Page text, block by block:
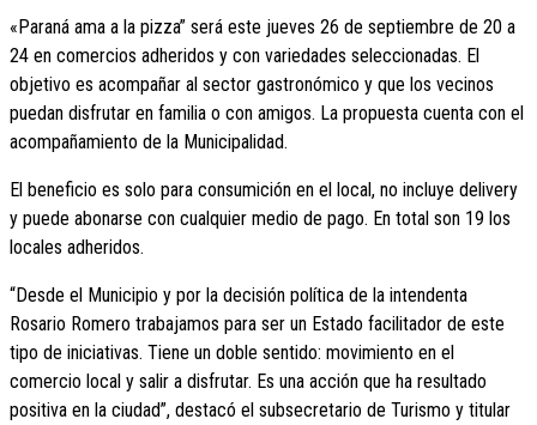
«Paraná ama a la pizza” será este jueves 26 de septiembre de 20 a
24 en comercios adheridos y con variedades seleccionadas. El
objetivo es acompañar al sector gastronómico y que los vecinos
puedan disfrutar en familia o con amigos. La propuesta cuenta con el
acompañamiento de la Municipalidad.
El beneficio es solo para consumición en el local, no incluye delivery
y puede abonarse con cualquier medio de pago. En total son 19 los
locales adheridos.
“Desde el Municipio y por la decisión política de la intendenta
Rosario Romero trabajamos para ser un Estado facilitador de este
tipo de iniciativas. Tiene un doble sentido: movimiento en el
comercio local y salir a disfrutar. Es una acción que ha resultado
positiva en la ciudad”, destacó el subsecretario de Turismo y titular